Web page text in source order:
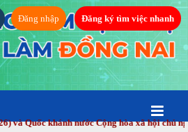
Đăng nhập Đăng ký tìm việc nhanh
khánh nước Cộng hòa xã hội chủ